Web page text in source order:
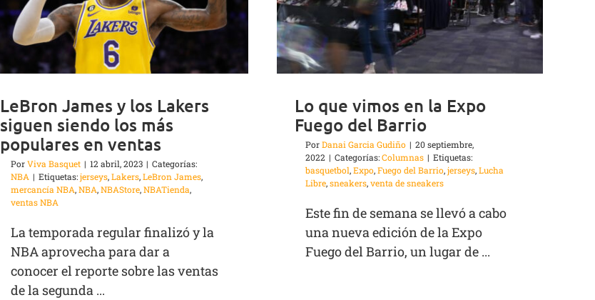
LeBron James y los Lakers
siguen siendo los más
populares en ventas
PorViva Basquet | 12 abril, 2023 | Categorías:
NBA | Etiquetas:jerseys,Lakers,LeBron James,
mercancía NBA,NBA,NBAStore,NBATienda,
ventas NBA
La temporada regular finalizó y la
NBA aprovecha para dar a
conocer el reporte sobre las ventas
de la segunda ...
Lo que vimos en la Expo
Fuego del Barrio
PorDanai Garcia Gudiño | 20 septiembre,
2022 | Categorías:Columnas | Etiquetas:
basquetbol,Expo,Fuego del Barrio,jerseys,Lucha
Libre,sneakers,venta de sneakers
Este fin de semana se llevó a cabo
una nueva edición de la Expo
Fuego del Barrio, un lugar de ...